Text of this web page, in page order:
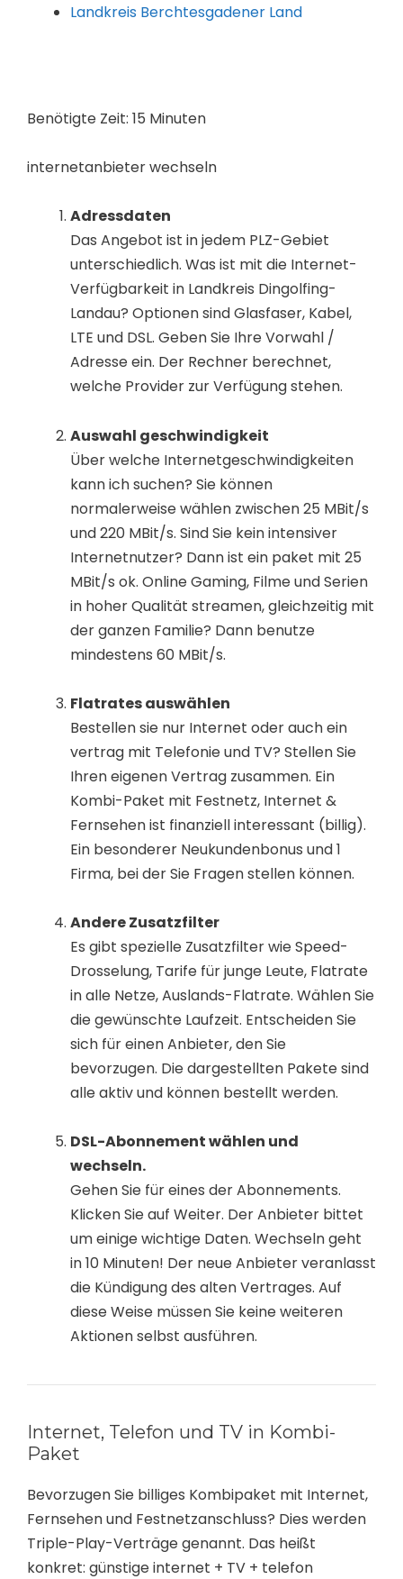
Landkreis Berchtesgadener Land
Benötigte Zeit: 15 Minuten
internetanbieter wechseln
Adressdaten
Das Angebot ist in jedem PLZ-Gebiet
unterschiedlich. Was ist mit die Internet-
Verfügbarkeit in Landkreis Dingolfing-
Landau? Optionen sind Glasfaser, Kabel,
LTE und DSL. Geben Sie Ihre Vorwahl /
Adresse ein. Der Rechner berechnet,
welche Provider zur Verfügung stehen.
Auswahl geschwindigkeit
Über welche Internetgeschwindigkeiten
kann ich suchen? Sie können
normalerweise wählen zwischen 25 MBit/s
und 220 MBit/s. Sind Sie kein intensiver
Internetnutzer? Dann ist ein paket mit 25
MBit/s ok. Online Gaming, Filme und Serien
in hoher Qualität streamen, gleichzeitig mit
der ganzen Familie? Dann benutze
mindestens 60 MBit/s.
Flatrates auswählen
Bestellen sie nur Internet oder auch ein
vertrag mit Telefonie und TV? Stellen Sie
Ihren eigenen Vertrag zusammen. Ein
Kombi-Paket mit Festnetz, Internet &
Fernsehen ist finanziell interessant (billig).
Ein besonderer Neukundenbonus und 1
Firma, bei der Sie Fragen stellen können.
Andere Zusatzfilter
Es gibt spezielle Zusatzfilter wie Speed-
Drosselung, Tarife für junge Leute, Flatrate
in alle Netze, Auslands-Flatrate. Wählen Sie
die gewünschte Laufzeit. Entscheiden Sie
sich für einen Anbieter, den Sie
bevorzugen. Die dargestellten Pakete sind
alle aktiv und können bestellt werden.
DSL-Abonnement wählen und
wechseln.
Gehen Sie für eines der Abonnements.
Klicken Sie auf Weiter. Der Anbieter bittet
um einige wichtige Daten. Wechseln geht
in 10 Minuten! Der neue Anbieter veranlasst
die Kündigung des alten Vertrages. Auf
diese Weise müssen Sie keine weiteren
Aktionen selbst ausführen.
Internet, Telefon und TV in Kombi-
Paket
Bevorzugen Sie billiges Kombipaket mit Internet,
Fernsehen und Festnetzanschluss? Dies werden
Triple-Play-Verträge genannt. Das heißt
konkret: günstige internet + TV + telefon